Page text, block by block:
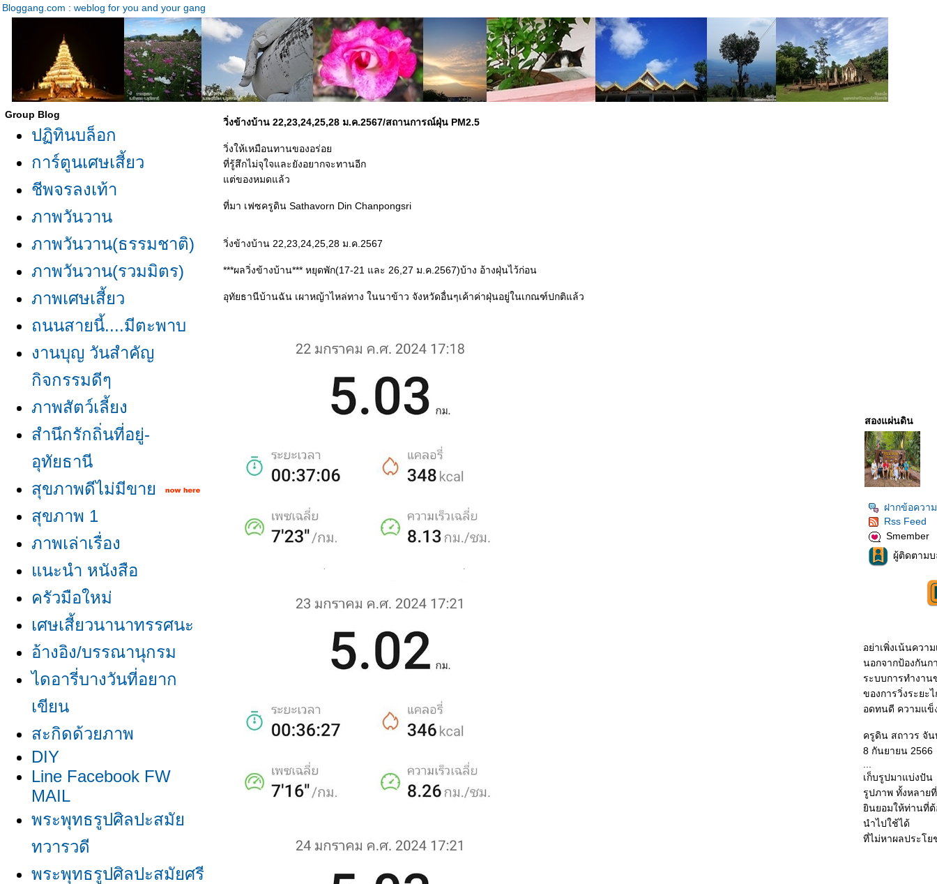
Bloggang.com : weblog for you and your gang
Group Blog
ปฏิทินบล็อก
การ์ตูนเศษเสี้ยว
ชีพจรลงเท้า
ภาพวันวาน
ภาพวันวาน(ธรรมชาติ)
ภาพวันวาน(รวมมิตร)
ภาพเศษเสี้ยว
ถนนสายนี้....มีตะพาบ
งานบุญ วันสำคัญ
กิจกรรมดีๆ
ภาพสัตว์เลี้ยง
สำนึกรักถิ่นที่อยู่-
อุทัยธานี
สุขภาพดีไม่มีขา
สุขภาพ 1
ภาพเล่าเรื่อง
นะนำ หนังสือ
ครัวมือใหม่
เศษเสี้ยวนานาทรรศนะ
อ้างอิง/บรรณานุกรม
ไดอารี่บางวันที่อยาก
เขียน
สะกิดด้วยภาพ
DIY
Line Facebook FW
MAIL
พระพุทธรูปศิลปะสมั
ทวารวดี
พระพุทธรูปศิลปะสมัยศรี
วิ่งข้างบ้าน 22,23,24,25,28 ม.ค.2567/สถานการณ์ฝุ่น PM2.5
วิ่งให้เหมือนทานของอร่อ
ที่รู้สึกไม่จุใจและยังอยากจะทานอีก
ต่ของหมดแล้ว
ที่มา เฟซครูดิน Sathavorn Din Chanpongsri
วิ่งข้างบ้าน 22,23,24,25,28 ม.ค.2567
***ผลวิ่งข้างบ้าน*** หยุดพัก(17-21 และ 26,27 ม.ค.2567)บ้าง อ้างฝุ่นไว้ก่อน
อุทัยธานีบ้านฉัน เผาหญ้าไหล่ทาง ในนาข้าว จังหวัดอื่นๆเค้าค่าฝุ่นอยู่ในเกณฑ์ปกติแล้ว
สองแผ่นดิน
ฝากข้อควา
Rss Feed
Smember
ผู้ติดตาม
อย่าเพิ่งเน้นควา
นอกจากป้องกันก
ระบบการทำงาน
ของการวิ่งระยะ
อดทนดี ความแข็
ครูดิน สถาวร จัน
8 กันยายน 2566
เก็บรูปมาแบ่งปัน
รูปภาพ ทั้งหลาย
นยอมให้ท่านที่ต้
นำไปใช้ได้
ที่ไม่หาผลประโ